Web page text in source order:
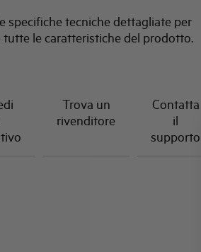
specifiche tecniche dettagliate per
tutte le caratteristiche del prodotto.
Trova un
rivenditore
Contatta
il
supporto